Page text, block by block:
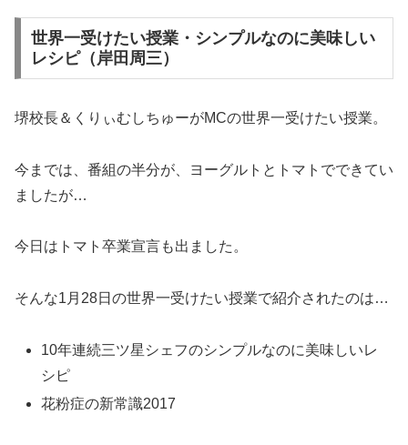
世界一受けたい授業・シンプルなのに美味しい
レシピ（岸田周三）
堺校長＆くりぃむしちゅーがMCの世界一受けたい授業。
今までは、番組の半分が、ヨーグルトとトマトでできてい
ましたが…
今日はトマト卒業宣言も出ました。
そんな1月28日の世界一受けたい授業で紹介されたのは…
10年連続三ツ星シェフのシンプルなのに美味しいレ
シピ
花粉症の新常識2017